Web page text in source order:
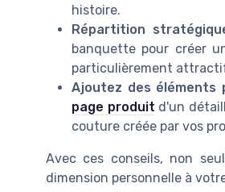
histoire.
Répartition
banquette pour créer
particulièrement
Ajoutez des éléments
page produit d'un
couture créée par vos
Avec ces conseils, non
dimension personnelle à